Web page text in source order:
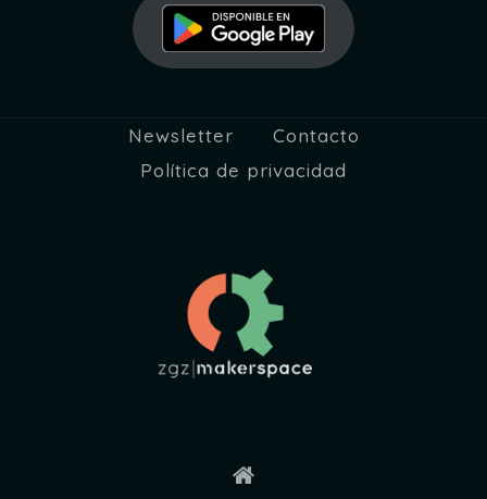
Newsletter
Contacto
Política de privacidad